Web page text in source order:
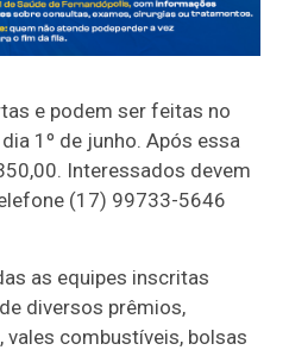
e podem ser feitas no
1º de junho. Após essa
Interessados devem
(17) 99733-5646
as equipes inscritas
diversos prêmios,
vales combustíveis, bolsas